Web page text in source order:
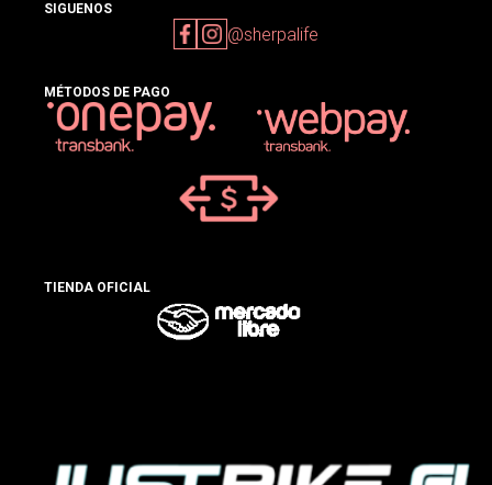
SIGUENOS
@sherpalife
MÉTODOS DE PAGO
TIENDA OFICIAL